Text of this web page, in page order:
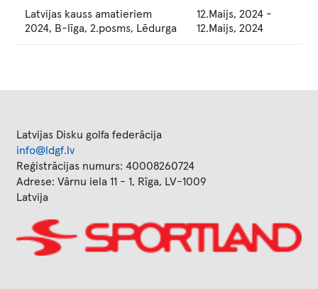
Latvijas kauss amatieriem
2024, B-līga, 2.posms, Lēdurga
12.Maijs, 2024 -
12.Maijs, 2024
Latvijas Disku golfa federācija
info@ldgf.lv
Reģistrācijas numurs: 40008260724
Adrese: Vārnu iela 11 - 1, Rīga, LV-1009
Latvija
Image